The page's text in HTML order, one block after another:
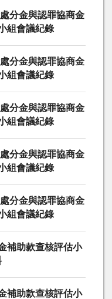
分金與認罪協商金
組會議紀錄
分金與認罪協商金
組會議紀錄
分金與認罪協商金
組會議紀錄
分金與認罪協商金
組會議紀錄
分金與認罪協商金
組會議紀錄
補助款查核評估小
補助款查核評估小